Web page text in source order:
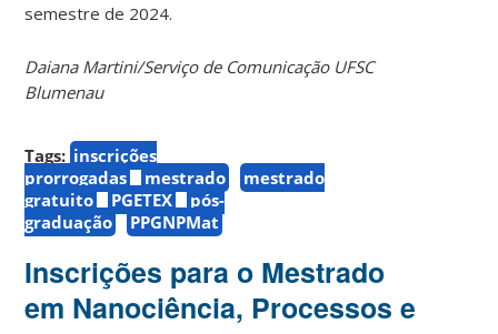
semestre de 2024.
Daiana Martini/Serviço de Comunicação UFSC
Blumenau
Tags: inscrições
prorrogadas
mestrado
mestrado
gratuito
PGETEX
pós-
graduação
PPGNPMat
Inscrições para o Mestrado
em Nanociência, Processos e